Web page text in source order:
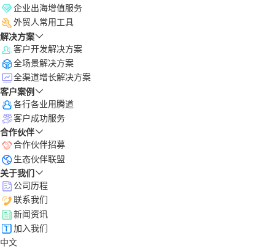
企业出海增值服务
外贸人常用工具
解决方案
客户开发解决方案
全场景解决方案
全渠道增长解决方案
客户案例
各行各业用腾道
客户成功服务
合作伙伴
合作伙伴招募
生态伙伴联盟
关于我们
公司历程
联系我们
新闻资讯
加入我们
中文